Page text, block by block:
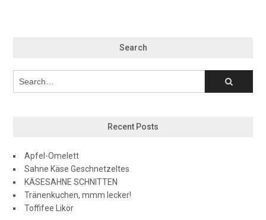
Search
Recent Posts
Apfel-Omelett
Sahne Käse Geschnetzeltes
KÄSESAHNE SCHNITTEN
Tränenkuchen, mmm lecker!
Toffifee Likör